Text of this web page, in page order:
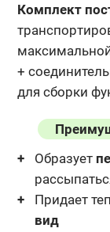
Комплект
+
для сборки
Образует
Придает
вид